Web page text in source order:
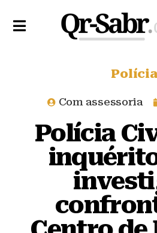
Polícia
Com assessoria
Polícia